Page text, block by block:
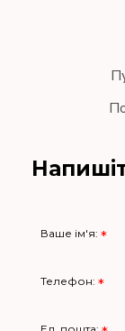
Ваше ім'я:
Телефон: